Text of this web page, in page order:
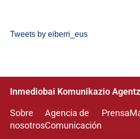
Tweets by eiberri_eus
Inmediobai Komunikazio
Sobre
nosotros
Agencia de
Comunicación
Prensa